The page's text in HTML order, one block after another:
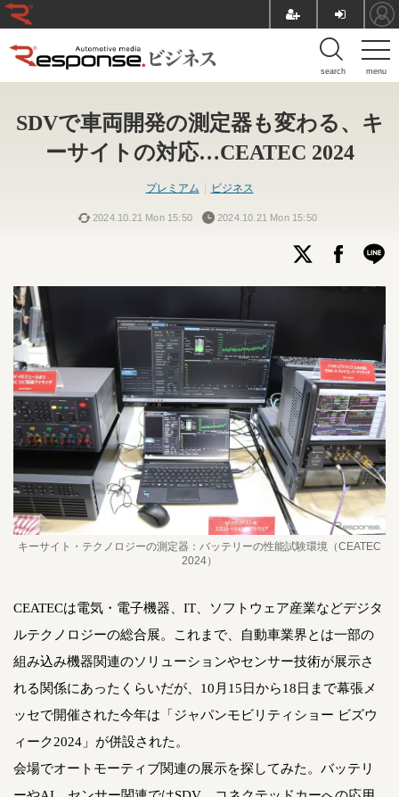
menu
search
SDVで車両開発の測定器も変わる、キ
ーサイトの対応…CEATEC 2024
プレミアム ビジネス
2024.10.21 Mon 15:50 2024.10.21 Mon 15:50
キーサイト・テクノロジーの測定器：バッテリーの性能試験環境（CEATEC
2024）
CEATECは電気・電子機器、IT、ソフトウェア産業などデジタ
ルテクノロジーの総合展。これまで、自動車業界とは一部の
組み込み機器関連のソリューションやセンサー技術が展示さ
れる関係にあったくらいだが、10月15日から18日まで幕張メ
ッセで開催された今年は「ジャパンモビリティショー ビズウ
ィーク2024」が併設された。
会場でオートモーティブ関連の展示を探してみた。バッテリ